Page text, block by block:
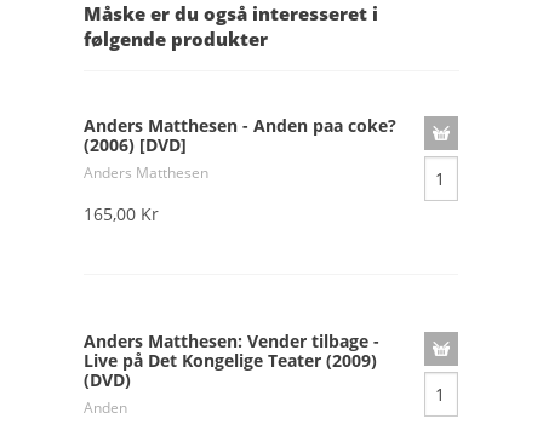
Måske er du også interesseret i
følgende produkter
Anders Matthesen - Anden paa coke?
(2006) [DVD]
Anders Matthesen
165,00 Kr
Anders Matthesen: Vender tilbage -
Live på Det Kongelige Teater (2009)
(DVD)
Anden